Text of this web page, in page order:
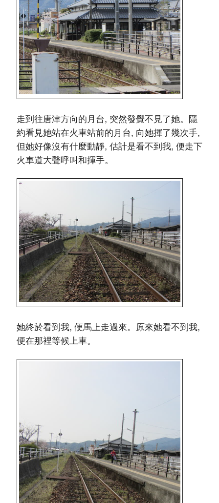
走到往唐津方向的月台, 突然發覺不見了她。隱
約看見她站在火車站前的月台, 向她揮了幾次手,
但她好像沒有什麼動靜, 估計是看不到我, 便走下
火車道大聲呼叫和揮手。
她終於看到我, 便馬上走過來。原來她看不到我,
便在那裡等候上車。